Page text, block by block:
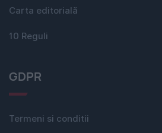
Carta editorială
10 Reguli
GDPR
Termeni si conditii